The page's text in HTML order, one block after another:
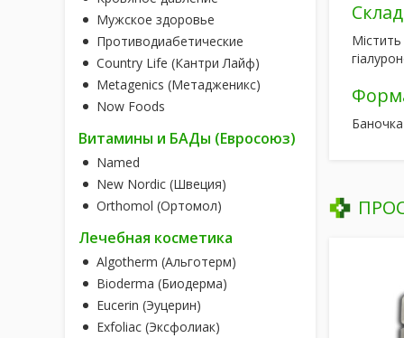
Мужское здоровье
Противодиабетические
Country Life (Кантри Лайф)
Metagenics (Метадженикс)
Now Foods
Витамины и БАДы (Евросоюз)
Named
New Nordic (Швеция)
Orthomol (Ортомол)
Лечебная косметика
Algotherm (Альготерм)
Bioderma (Биодерма)
Eucerin (Эуцерин)
Exfoliac (Эксфолиак)
Склад
Містить